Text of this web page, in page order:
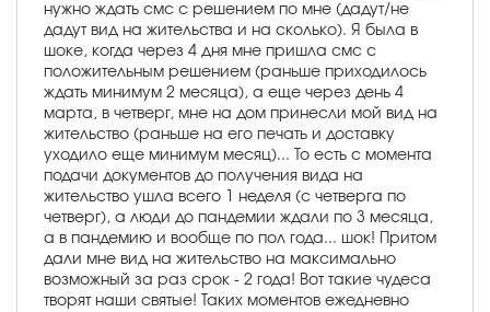
нужно ждать смс с решением по мне (дадут/не
дадут вид на жительства и на сколько). Я была в
шоке, когда через 4 дня мне пришла смс с
положительным решением (раньше приходилось
ждать минимум 2 месяца), а еще через день 4
марта, в четверг, мне на дом принесли мой вид на
жительство (раньше на его печать и доставку
уходило еще минимум месяц)... То есть с момента
подачи документов до получения вида на
жительство ушла всего 1 неделя (с четверга по
четверг), а люди до пандемии ждали по 3 месяца,
а в пандемию и вообще по пол года... шок! Притом
дали мне вид на жительство на максимально
возможный за раз срок - 2 года! Вот такие чудеса
творят наши святые! Таких моментов ежедневно